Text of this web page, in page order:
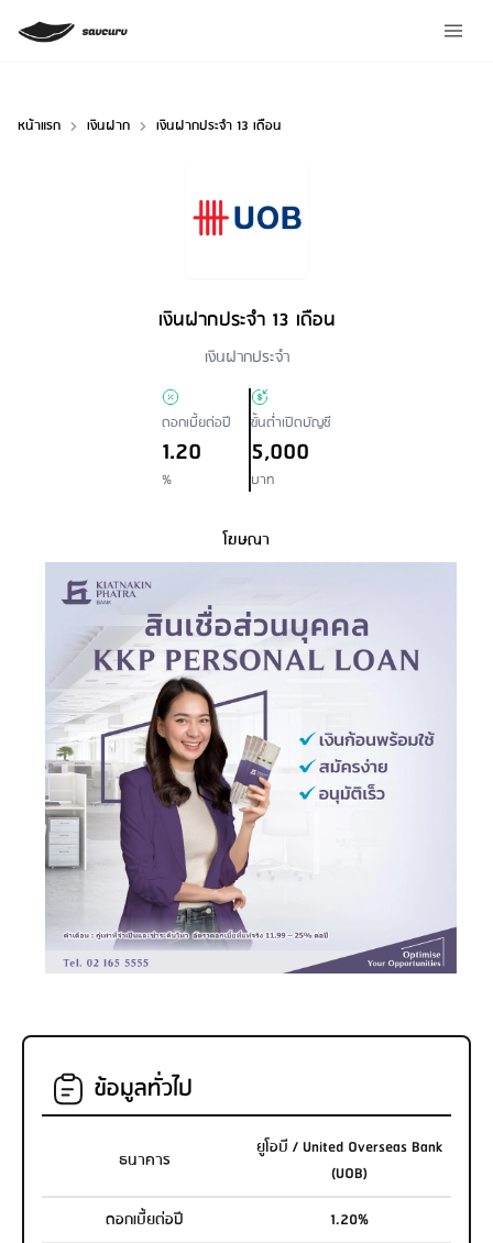
หน้าแรก เงินฝาก เงินฝากประจำ 13 เดือน
เงินฝากประจำ 13 เดือน
เงินฝากประจำ
ดอกเบี้ยต่อปี
1.20
%
ขั้นต่ำเปิดบัญชี
5,000
บาท
โฆษณา
ข้อมูลทั่วไป
ธนาคาร
ยูโอบี / United Overseas Bank
(UOB)
ดอกเบี้ยต่อปี
1.20%